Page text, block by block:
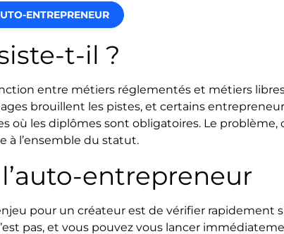
ENTREPRENEUR
t-il ?
entre métiers réglementés et métiers
brouillent les pistes, et certains
où les diplômes sont obligatoires. Le problème,
à l’ensemble du statut.
entrepreneur
pour un créateur est de vérifier rapidement
pas, et vous pouvez vous lancer